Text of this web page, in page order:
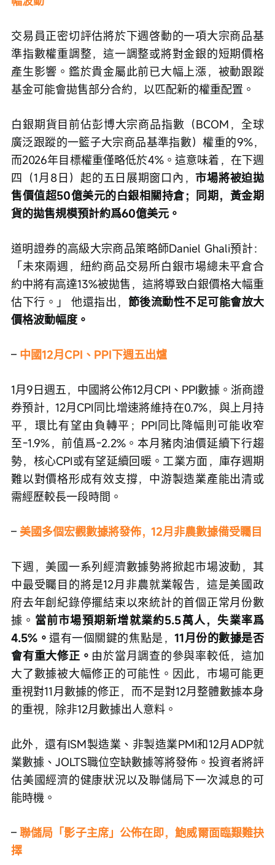
交易員正密切評估將於下週啓動的一項大宗商品基
準指數權重調整，這一調整或將對金銀的短期價格
產生影響。鑑於貴金屬此前已大幅上漲，被動跟蹤
基金可能會拋售部分合約，以匹配新的權重配置。
白銀期貨目前佔彭博大宗商品指數（BCOM，全球
廣泛跟蹤的一籃子大宗商品基準指數）權重的9%，
而2026年目標權重僅略低於4%。這意味着，在下週
四（1月8日）起的五日展期窗口內， 市場將被迫拋
售價值超50億美元的白銀相關持倉；同期，黃金期
貨的拋售規模預計約爲60億美元。
道明證券的高級大宗商品策略師Daniel Ghali預計：
「未來兩週，紐約商品交易所白銀市場總未平倉合
約中將有高達13%被拋售，這將導致白銀價格大幅重
估下行。」 他還指出， 節後流動性不足可能會放大
價格波動幅度。
– 中國12月CPI、PPI下週五出爐
1月9日週五，中國將公佈12月CPI、PPI數據。浙商證
券預計，12月CPI同比增速將維持在0.7%，與上月持
平，環比有望由負轉平；PPI同比降幅則可能收窄
至-1.9%，前值爲-2.2%。本月豬肉油價延續下行趨
勢，核心CPI或有望延續回暖。工業方面，庫存週期
難以對價格形成有效支撐，中游製造業產能出清或
需經歷較長一段時間。
– 美國多個宏觀數據將發佈，12月非農數據備受矚目
下週，美國一系列經濟數據勢將掀起市場波動，其
中最受矚目的將是12月非農就業報告，這是美國政
府去年創紀錄停擺結束以來統計的首個正常月份數
據。 當前市場預期新增就業約5.5萬人，失業率爲
4.5%。還有一個關鍵的焦點是，11月份的數據是否
會有重大修正。 由於當月調查的參與率較低，這加
大了數據被大幅修正的可能性。因此，市場可能更
重視對11月數據的修正，而不是對12月整體數據本身
的重視，除非12月數據出人意料。
此外，還有ISM製造業、非製造業PMI和12月ADP就
業數據、JOLTS職位空缺數據等將發佈。投資者將評
估美國經濟的健康狀況以及聯儲局下一次減息的可
能時機。
– 聯儲局「影子主席」公佈在即，鮑威爾面臨艱難抉
擇